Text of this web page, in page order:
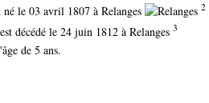
né le 03 avril 1807 à Relanges 2
décédé le 24 juin 1812 à Relanges 3
de 5 ans.